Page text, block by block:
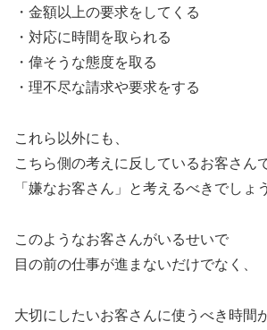
・金額以上の要求をしてくる
・対応に時間を取られる
・偉そうな態度を取る
・理不尽な請求や要求をする
これら以外にも、
こちら側の考えに反しているお客さん
「嫌なお客さん」と考えるべきでしょ
このようなお客さんがいるせいで
目の前の仕事が進まないだけでなく、
大切にしたいお客さんに使うべき時間